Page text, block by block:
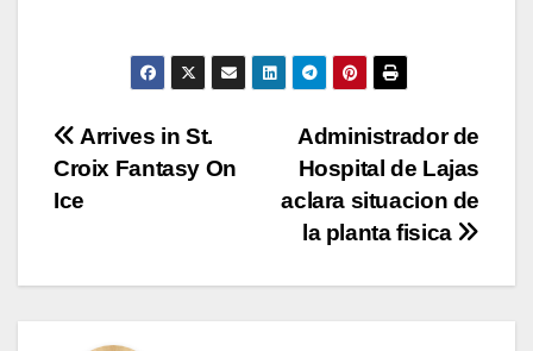
Navegación
de
Administrador de
Hospital de Lajas
aclara situacion de
la planta fisica
Arrives in St.
Croix Fantasy On
Ice